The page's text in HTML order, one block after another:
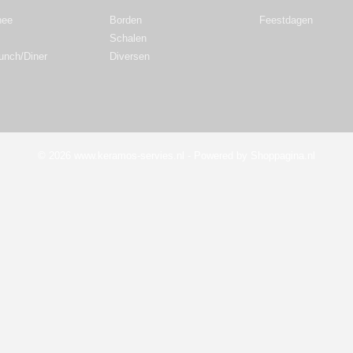
Diner
Borden
Schalen
Diversen
Feestdagen